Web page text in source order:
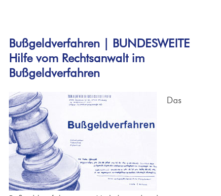
Bußgeldverfahren | BUNDESWEITE
Hilfe vom Rechtsanwalt im
Bußgeldverfahren
Das